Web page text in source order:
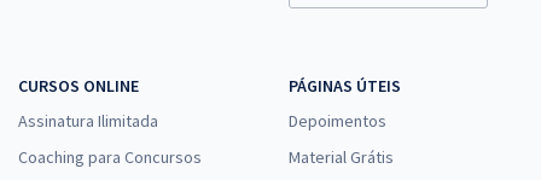
CURSOS ONLINE
Assinatura Ilimitada
Coaching para Concursos
PÁGINAS ÚTEIS
Depoimentos
Material Grátis